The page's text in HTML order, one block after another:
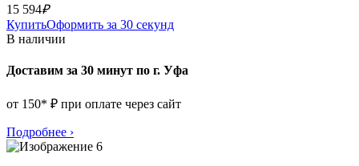
15 594₽
КупитьОформить за 30 секунд
В наличии
Доставим за 30 минут по г. Уфа
от 150* ₽ при оплате через сайт
Подробнее ›